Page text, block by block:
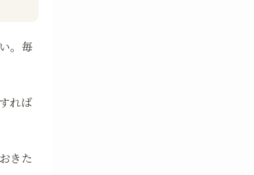
。毎
れば
きた